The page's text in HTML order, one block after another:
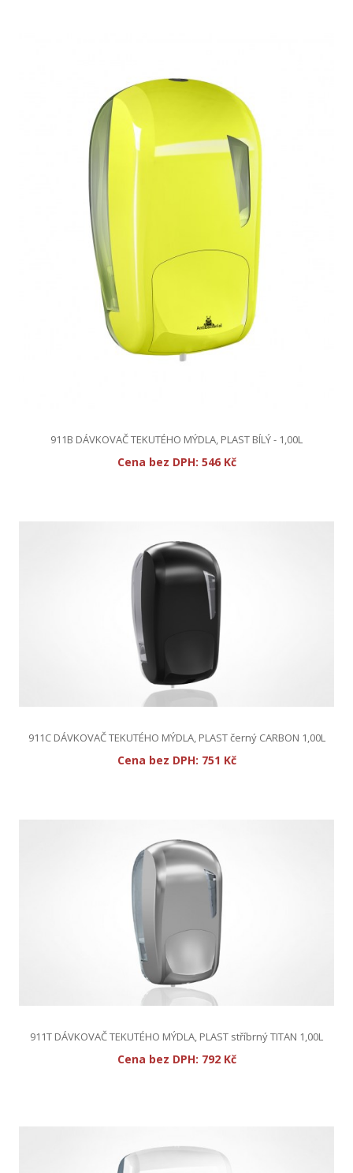
911B DÁVKOVAČ TEKUTÉHO MÝDLA, PLAST BÍLÝ - 1,00L
Cena bez DPH: 546 Kč
911C DÁVKOVAČ TEKUTÉHO MÝDLA, PLAST černý CARBON 1,00L
Cena bez DPH: 751 Kč
911T DÁVKOVAČ TEKUTÉHO MÝDLA, PLAST stříbrný TITAN 1,00L
Cena bez DPH: 792 Kč